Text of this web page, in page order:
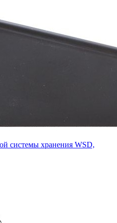
системы хранения WSD,